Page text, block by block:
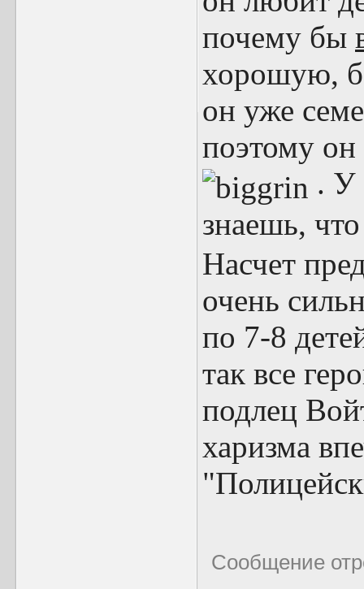
почему бы
хорошую,
он уже
поэтому
. У
знаешь,
Насчет
очень
по 7-8
так все
подлец
харизма
Сообщение